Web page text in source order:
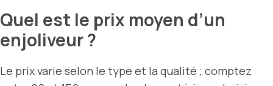
Quel est le prix moyen d’un
enjoliveur ?
Le prix varie selon le type et la qualité ; comptez